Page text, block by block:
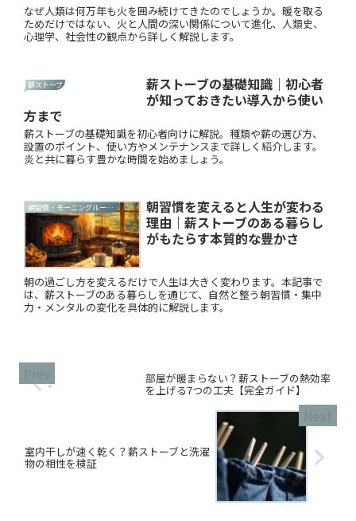
なぜ人類は何万年も火を囲み続けてきたのでしょうか。暖を取る
ためだけではない、火と人間の深い関係について進化、人類史、
心理学、社会性の観点から詳しく解説します。
薪ストーブ
薪ストーブの基礎知識｜初心者
が知っておきたい導入から使い
方まで
薪ストーブの基礎知識を初心者向けに解説。種類や薪の選び方、
設置のポイント、使い方やメンテナンスまで詳しく紹介します。
炎と共に暮らす豊かな時間を始めましょう。
朝習慣・モーニングルーティン
朝習慣を変えると人生が変わる
理由｜薪ストーブのある暮らし
がもたらす本質的な豊かさ
朝の過ごし方を変えるだけで人生は大きく変わります。本記事で
は、薪ストーブのある暮らしを通じて、自然と整う朝習慣・集中
力・メンタルの変化を具体的に解説します。
部屋が暖まらない？薪ストーブの熱効率
を上げる7つの工夫【完全ガイド】
室内干しが速く乾く？薪ストーブと洗濯
物の相性を検証